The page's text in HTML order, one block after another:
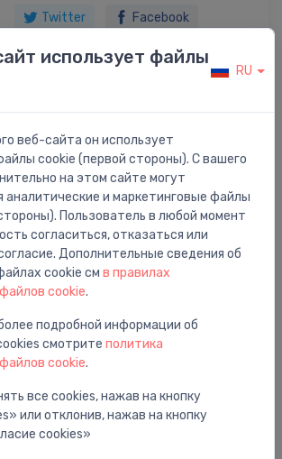
Twitter Facebook
Corner Combi 1/2 x 3/4`, 90°, balts
может понравиться
использует файлы
RU
веб-сайта он использует
cookie (первой стороны). С вашего
на этом сайте могут
аналитические и маркетинговые файлы
Пользователь в любой момент
согласиться, отказаться или
Дополнительные сведения об
cookie см в правилах
cookie.
подробной информации об
смотрите политика
cookie.
все cookies, нажав на кнопку
или отклонив, нажав на кнопку
cookies»